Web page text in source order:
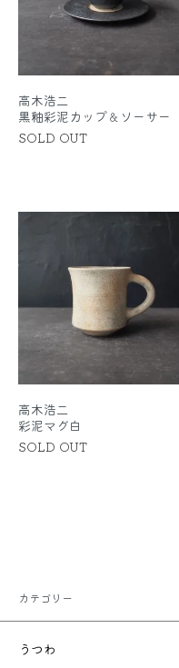
高木浩二
黒釉彩泥カップ＆ソーサー
SOLD OUT
高木浩二
彩泥マグ白
SOLD OUT
カテゴリー
うつわ